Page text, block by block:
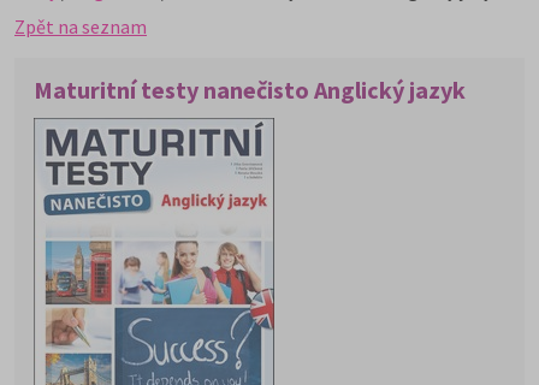
Zpět na seznam
Maturitní testy nanečisto Anglický jazyk